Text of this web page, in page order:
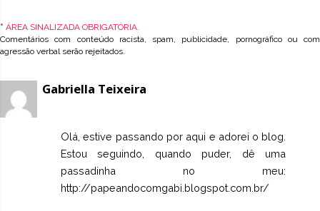
* ÁREA SINALIZADA OBRIGATÓRIA.
Comentários com conteúdo racista, spam, publicidade, pornográfico ou com
agressão verbal serão rejeitados.
Gabriella Teixeira
Olá, estive passando por aqui e adorei o blog.
Estou seguindo, quando puder, dê uma
passadinha no meu:
http://papeandocomgabi.blogspot.com.br/